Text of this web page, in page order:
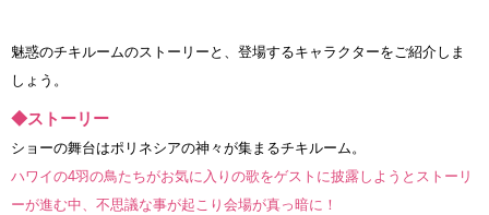
魅惑のチキルームのストーリーと、登場するキャラクターをご紹介しま
しょう。
◆ストーリー
ショーの舞台はポリネシアの神々が集まるチキルーム。
ハワイの4羽の鳥たちがお気に入りの歌をゲストに披露しようとストーリ
ーが進む中、不思議な事が起こり会場が真っ暗に！